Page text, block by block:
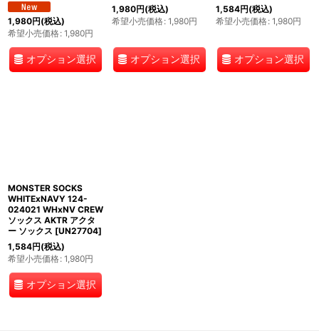
1,980円(税込)
希望小売価格: 1,980円
オプション選択
1,980円(税込)
希望小売価格: 1,980円
オプション選択
1,584円(税込)
希望小売価格: 1,980円
オプション選択
MONSTER SOCKS
WHITExNAVY 124-
024021 WHxNV CREW
ソックス AKTR アクタ
ー ソックス [UN27704]
1,584円(税込)
希望小売価格: 1,980円
オプション選択